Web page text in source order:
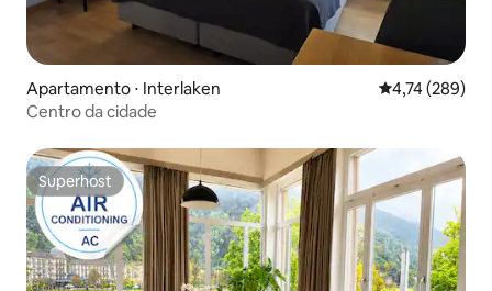
Apartamento ⋅ Interlaken 4,74 de uma
4,74 (289)
Centro da cidade
Superhost
Superhost